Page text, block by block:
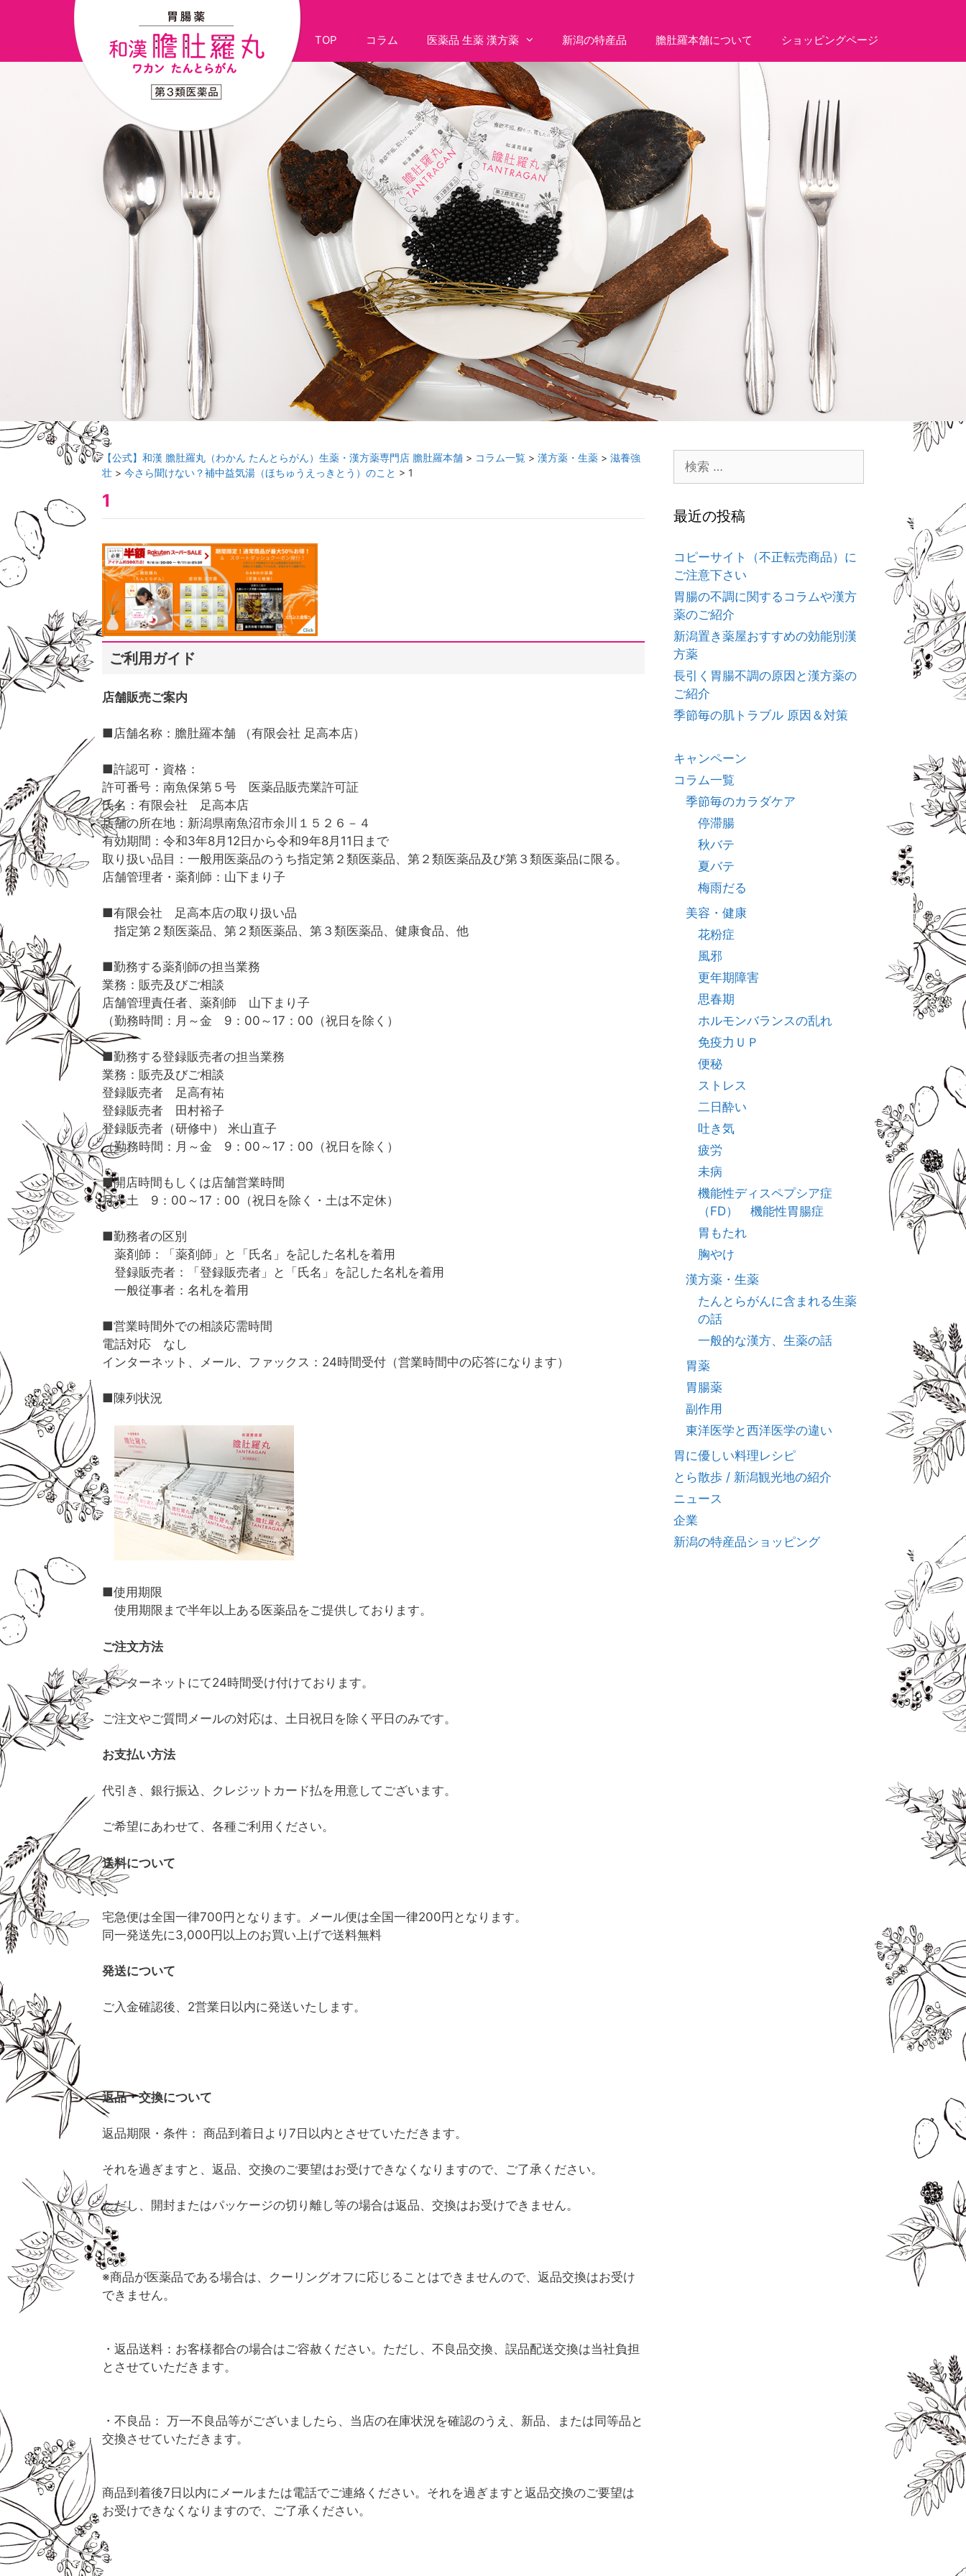
TOP コラム 医薬品 生薬 漢方薬 新潟の特産品 膽肚羅本舗について ショッピングページ
【公式】和漢 膽肚羅丸（わかん たんとらがん）生薬・漢方薬専門店 膽肚羅本舗 > コラム一覧 > 漢方薬・生薬 > 滋養強
壮 > 今さら聞けない？補中益気湯（ほちゅうえっきとう）のこと > 1
1
ご利用ガイド
店舗販売ご案内
■店舗名称：膽肚羅本舗 （有限会社 足高本店）
■許認可・資格：
許可番号：南魚保第５号 医薬品販売業許可証
氏名：有限会社 足高本店
店舗の所在地：新潟県南魚沼市余川１５２６－４
有効期間：令和3年8月12日から令和9年8月11日まで
取り扱い品目：一般用医薬品のうち指定第２類医薬品、第２類医薬品及び第３類医薬品に限る。
店舗管理者・薬剤師：山下まり子
■有限会社 足高本店の取り扱い品
指定第２類医薬品、第２類医薬品、第３類医薬品、健康食品、他
■勤務する薬剤師の担当業務
業務：販売及びご相談
店舗管理責任者、薬剤師 山下まり子
（勤務時間：月～金 9：00～17：00（祝日を除く）
■勤務する登録販売者の担当業務
業務：販売及びご相談
登録販売者 足高有祐
登録販売者 田村裕子
登録販売者（研修中） 米山直子
（勤務時間：月～金 9：00～17：00（祝日を除く）
■開店時間もしくは店舗営業時間
月～土 9：00～17：00（祝日を除く・土は不定休）
■勤務者の区別
薬剤師：「薬剤師」と「氏名」を記した名札を着用
登録販売者：「登録販売者」と「氏名」を記した名札を着用
一般従事者：名札を着用
■営業時間外での相談応需時間
電話対応 なし
インターネット、メール、ファックス：24時間受付（営業時間中の応答になります）
■陳列状況
■使用期限
使用期限まで半年以上ある医薬品をご提供しております。
ご注文方法
インターネットにて24時間受け付けております。
ご注文やご質問メールの対応は、土日祝日を除く平日のみです。
お支払い方法
代引き、銀行振込、クレジットカード払を用意してございます。
ご希望にあわせて、各種ご利用ください。
送料について
宅急便は全国一律700円となります。メール便は全国一律200円となります。
同一発送先に3,000円以上のお買い上げで送料無料
発送について
ご入金確認後、2営業日以内に発送いたします。
返品・交換について
返品期限・条件： 商品到着日より7日以内とさせていただきます。
それを過ぎますと、返品、交換のご要望はお受けできなくなりますので、ご了承ください。
ただし、開封またはパッケージの切り離し等の場合は返品、交換はお受けできません。
※商品が医薬品である場合は、クーリングオフに応じることはできませんので、返品交換はお受け
できません。
・返品送料：お客様都合の場合はご容赦ください。ただし、不良品交換、誤品配送交換は当社負担
とさせていただきます。
・不良品： 万一不良品等がございましたら、当店の在庫状況を確認のうえ、新品、または同等品と
交換させていただきます。
商品到着後7日以内にメールまたは電話でご連絡ください。それを過ぎますと返品交換のご要望は
お受けできなくなりますので、ご了承ください。
最近の投稿
コピーサイト（不正転売商品）に
ご注意下さい
胃腸の不調に関するコラムや漢方
薬のご紹介
新潟置き薬屋おすすめの効能別漢
方薬
長引く胃腸不調の原因と漢方薬の
ご紹介
季節毎の肌トラブル 原因＆対策
キャンペーン
コラム一覧
季節毎のカラダケア
停滞腸
秋バテ
夏バテ
梅雨だる
美容・健康
花粉症
風邪
更年期障害
思春期
ホルモンバランスの乱れ
免疫力ＵＰ
便秘
ストレス
二日酔い
吐き気
疲労
未病
機能性ディスペプシア症
（FD） 機能性胃腸症
胃もたれ
胸やけ
漢方薬・生薬
たんとらがんに含まれる生薬
の話
一般的な漢方、生薬の話
胃薬
胃腸薬
副作用
東洋医学と西洋医学の違い
胃に優しい料理レシピ
とら散歩 / 新潟観光地の紹介
ニュース
企業
新潟の特産品ショッピング